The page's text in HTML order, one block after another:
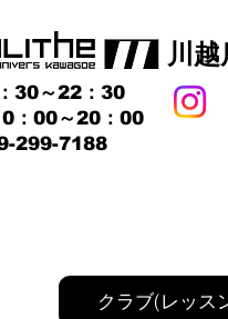
川越
30～22：30
：00～20：00
299-7188
クラブ(レッス